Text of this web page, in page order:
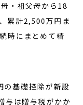
・祖父母から18
累計2,500万円ま
時にまとめて精
の基礎控除が新設
与は贈与税がかか